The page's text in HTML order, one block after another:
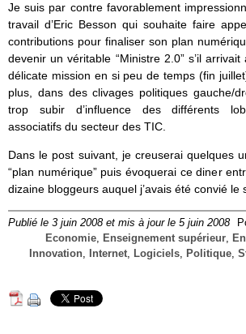
Je suis par contre favorablement
travail d’Eric Besson qui souhaite faire
contributions pour finaliser son plan
devenir un véritable “Ministre 2.0” s’il
délicate mission en si peu de temps (fin
plus, dans des clivages politiques gauche/
trop subir d’influence des différents
associatifs du secteur des TIC.
Dans le post suivant, je creuserai quelques
“plan numérique” puis évoquerai ce diner
dizaine bloggeurs auquel j’avais été convié le
Publié le 3 juin 2008 et mis à jour le 5 juin 2008
Economie
Enseignement supérieur
Innovation
Internet Logiciels Politique